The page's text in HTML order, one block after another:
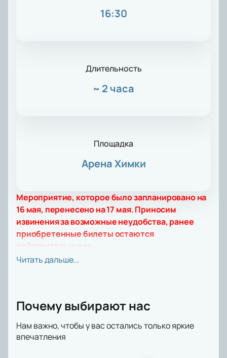
16:30
Длительность
~ 2 часа
Площадка
Арена Химки
Мероприятие, которое было запланировано на
16 мая, перенесено на 17 мая. Приносим
извинения за возможные неудобства, ранее
приобретенные билеты остаются
действительными.
Дата и время матча могут измениться!
Это событие будет настоящим праздником для
стремятся продемонстрировать свои лучшие
качества и порадовать болельщиков яркой игрой.
Читать дальше...
Почему выбирают нас
Нам важно, чтобы у вас остались только яркие
впечатления